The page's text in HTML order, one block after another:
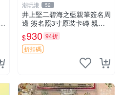
潮玩港 52
井上堅二碧海之藍親筆簽名周
邊 簽名照3寸原裝卡磚 親
筆、收藏、簽名照
$930 94折
折扣碼